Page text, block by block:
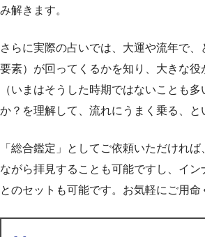
み解きます。
さらに実際の占いでは、大運や流年で
要素）が回ってくるかを知り、大きな役
（いまはそうした時期ではないことも
か？を理解して、流れにうまく乗る、と
「総合鑑定」としてご依頼いただけれ
ながら拝見することも可能ですし、イン
とのセットも可能です。お気軽にご用命